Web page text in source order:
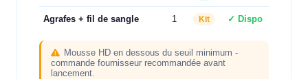
Agrafes + fil de sangle 1 Kit ✓ Dispo
Mousse HD en dessous du seuil minimum -
commande fournisseur recommandée avant
lancement.